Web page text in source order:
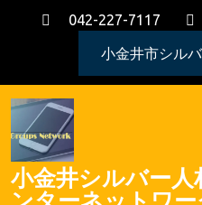
042-227-7117
小金井市シル
小金井シルバー人